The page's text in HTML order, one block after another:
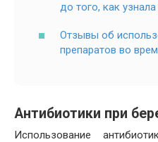
до того, как
Отзывы об
препаратов во
Антибиотики при
Использование